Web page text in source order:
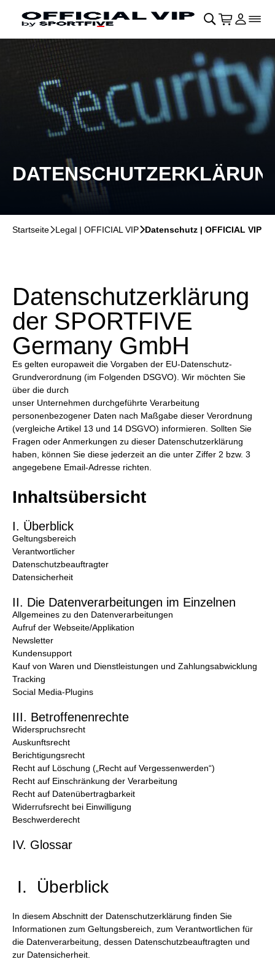
Navigation überspringen􀄫
􀊫 􀍩 Login
􀉩􀌇
Startseite􀆊Legal | OFFICIAL VIP􀆊Datenschutz | OFFICIAL VIP
Datenschutzerklärung
der SPORTFIVE
Germany GmbH
Es gelten europaweit die Vorgaben der EU-Datenschutz-
Grundverordnung (im Folgenden DSGVO). Wir möchten Sie
über die durch
unser Unternehmen durchgeführte Verarbeitung
personenbezogener Daten nach Maßgabe dieser Verordnung
(vergleiche Artikel 13 und 14 DSGVO) informieren. Sollten Sie
Fragen oder Anmerkungen zu dieser Datenschutzerklärung
haben, können Sie diese jederzeit an die unter Ziffer 2 bzw. 3
angegebene Email-Adresse richten.
Inhaltsübersicht
I. Überblick
Geltungsbereich
Verantwortlicher
Datenschutzbeauftragter
Datensicherheit
II. Die Datenverarbeitungen im Einzelnen
Allgemeines zu den Datenverarbeitungen
Aufruf der Webseite/Applikation
Newsletter
Kundensupport
Kauf von Waren und Dienstleistungen und Zahlungsabwicklung
Tracking
Social Media-Plugins
III. Betroffenenrechte
Widerspruchsrecht
Auskunftsrecht
Berichtigungsrecht
Recht auf Löschung („Recht auf Vergessenwerden“)
Recht auf Einschränkung der Verarbeitung
Recht auf Datenübertragbarkeit
Widerrufsrecht bei Einwilligung
Beschwerderecht
IV. Glossar
I. Überblick
In diesem Abschnitt der Datenschutzerklärung finden Sie
Informationen zum Geltungsbereich, zum Verantwortlichen für
die Datenverarbeitung, dessen Datenschutzbeauftragten und
zur Datensicherheit.